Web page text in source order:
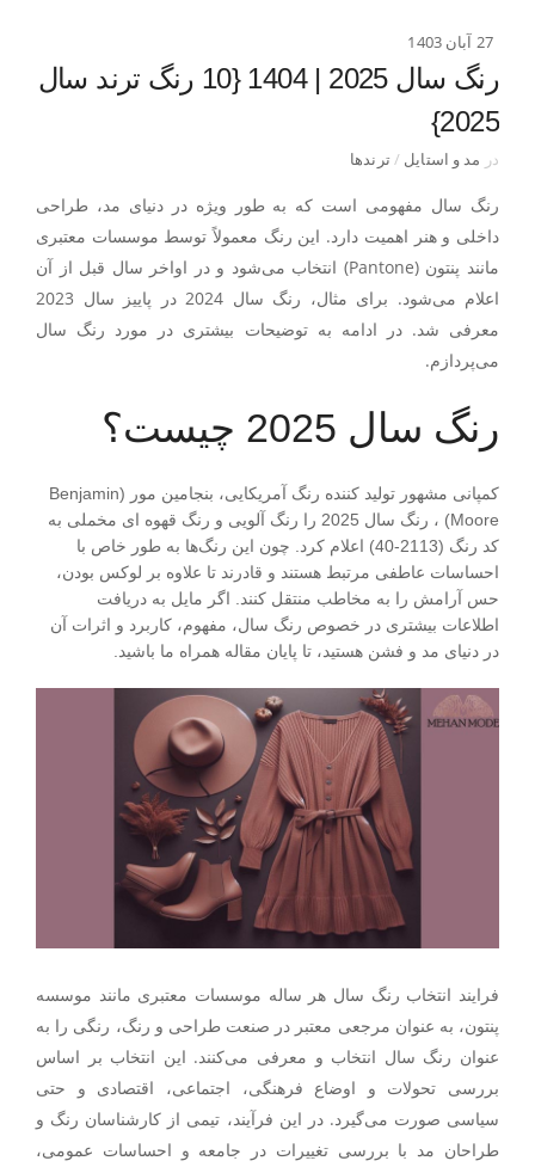
27 آبان 1403
رنگ سال 2025 | 1404 {10 رنگ ترند سال
2025}
در مد و استایل /ترندها
رنگ سال مفهومی است که به طور ‌ویژه در دنیای مد، طراحی
داخلی و هنر اهمیت دارد. این رنگ معمولاً توسط موسسات معتبری
مانند پنتون (Pantone) انتخاب می‌شود و در اواخر سال قبل از آن
اعلام می‌شود. برای مثال، رنگ سال 2024 در پاییز سال 2023
معرفی شد. در ادامه به توضیحات بیشتری در مورد رنگ سال
می‌پردازم.
رنگ سال 2025 چیست؟
کمپانی مشهور تولید کننده رنگ آمریکایی، بنجامین مور (Benjamin
Moore) ، رنگ سال 2025 را رنگ آلویی و رنگ قهوه ای مخملی به
کد رنگ (2113-40) اعلام کرد. چون این رنگ‌ها به طور خاص با
احساسات عاطفی مرتبط هستند و قادرند تا علاوه بر لوکس بودن،
حس آرامش را به مخاطب منتقل کنند. اگر مایل به دریافت
اطلاعات بیشتری در خصوص رنگ سال، مفهوم، کاربرد و اثرات آن
در دنیای مد و فشن هستید، تا پایان مقاله همراه ما باشید.
فرایند انتخاب رنگ سال هر ساله موسسات معتبری مانند موسسه
پنتون، به عنوان مرجعی معتبر در صنعت طراحی و رنگ، رنگی را به
عنوان رنگ سال انتخاب و معرفی می‌کنند. این انتخاب بر اساس
بررسی تحولات و اوضاع فرهنگی، اجتماعی، اقتصادی و حتی
سیاسی صورت می‌گیرد. در این فرآیند، تیمی از کارشناسان رنگ و
طراحان مد با بررسی تغییرات در جامعه و احساسات عمومی،